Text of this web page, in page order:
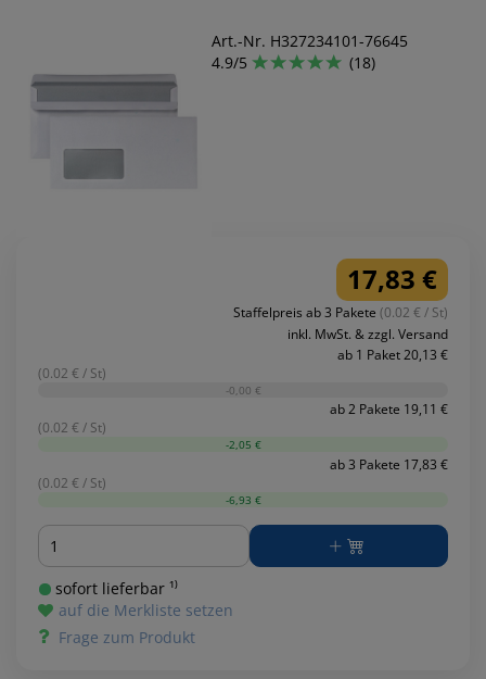
Art.-Nr. H327234101-76645
4.9/5
(18)
17,83 €
Staffelpreis ab 3 Pakete (0.02 € / St)
inkl. MwSt. & zzgl. Versand
ab 1 Paket 20,13 €
(0.02 € / St)
-0,00 €
ab 2 Pakete 19,11 €
(0.02 € / St)
-2,05 €
ab 3 Pakete 17,83 €
(0.02 € / St)
-6,93 €
Menge
sofort lieferbar ¹⁾
auf die Merkliste setzen
Frage zum Produkt